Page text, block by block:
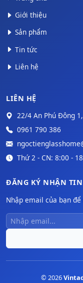
Giới thiệu
Sản phẩm
Tin tức
Liên hệ
LIÊN HỆ
22/4 An Phú Đông
0961 790 386
Thứ 2 - CN: 8:00 -
ĐĂNG KÝ NHẬN TIN
Nhập email của bạn
© 2026